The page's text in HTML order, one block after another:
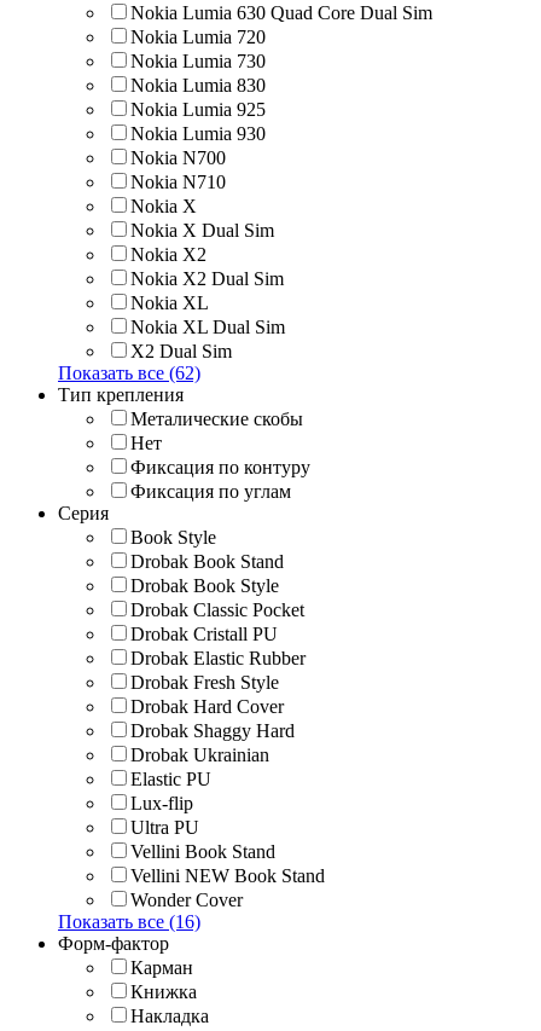
Nokia Lumia 630 Quad Core Dual Sim
Nokia Lumia 720
Nokia Lumia 730
Nokia Lumia 830
Nokia Lumia 925
Nokia Lumia 930
Nokia N700
Nokia N710
Nokia X
Nokia X Dual Sim
Nokia X2
Nokia X2 Dual Sim
Nokia XL
Nokia XL Dual Sim
X2 Dual Sim
Показать все (62)
Тип крепления
Металические скобы
Нет
Фиксация по контуру
Фиксация по углам
Серия
Book Style
Drobak Book Stand
Drobak Book Style
Drobak Classic Pocket
Drobak Cristall PU
Drobak Elastic Rubber
Drobak Fresh Style
Drobak Hard Cover
Drobak Shaggy Hard
Drobak Ukrainian
Elastic PU
Lux-flip
Ultra PU
Vellini Book Stand
Vellini NEW Book Stand
Wonder Cover
Показать все (16)
Форм-фактор
Карман
Книжка
Накладка